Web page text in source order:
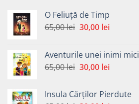
O Feliuță de Timp
65,00lei Prețul
fost:
65,00 lei.
30,00 leiPrețul
30,00 lei.
Aventurile unei inimi mici
65,00lei Prețul
fost:
30,00 leiPrețul
30,00 lei.
Insula Cărților Pierdute